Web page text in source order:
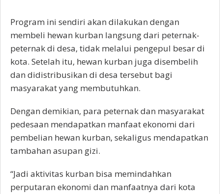
Program ini sendiri akan dilakukan dengan
membeli hewan kurban langsung dari peternak-
peternak di desa, tidak melalui pengepul besar di
kota. Setelah itu, hewan kurban juga disembelih
dan didistribusikan di desa tersebut bagi
masyarakat yang membutuhkan.
Dengan demikian, para peternak dan masyarakat
pedesaan mendapatkan manfaat ekonomi dari
pembelian hewan kurban, sekaligus mendapatkan
tambahan asupan gizi.
“Jadi aktivitas kurban bisa memindahkan
perputaran ekonomi dan manfaatnya dari kota